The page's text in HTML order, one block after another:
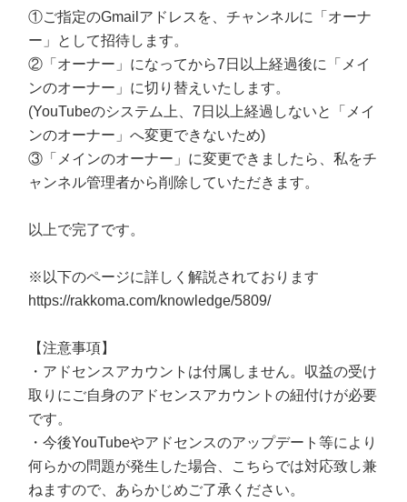
①ご指定のGmailアドレスを、チャンネルに「オーナ
ー」として招待します。
②「オーナー」になってから7日以上経過後に「メイ
ンのオーナー」に切り替えいたします。
(YouTubeのシステム上、7日以上経過しないと「メイ
ンのオーナー」へ変更できないため)
③「メインのオーナー」に変更できましたら、私をチ
ャンネル管理者から削除していただきます。
以上で完了です。
※以下のページに詳しく解説されております
https://rakkoma.com/knowledge/5809/
【注意事項】
・アドセンスアカウントは付属しません。収益の受け
取りにご自身のアドセンスアカウントの紐付けが必要
です。
・今後YouTubeやアドセンスのアップデート等により
何らかの問題が発生した場合、こちらでは対応致し兼
ねますので、あらかじめご了承ください。